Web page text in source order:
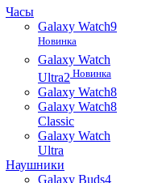
Часы
Galaxy Watch9
Новинка
Galaxy Watch
Ultra2 Новинка
Galaxy Watch8
Galaxy Watch8
Classic
Galaxy Watch
Ultra
Наушники
Galaxy Buds4